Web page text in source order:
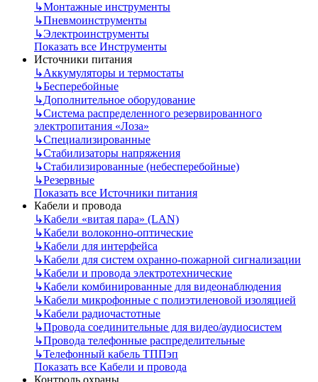
↳Монтажные инструменты
↳Пневмоинструменты
↳Электроинструменты
Показать все Инструменты
Источники питания
↳Аккумуляторы и термостаты
↳Бесперебойные
↳Дополнительное оборудование
↳Система распределенного резервированного
электропитания «Лоза»
↳Специализированные
↳Стабилизаторы напряжения
↳Стабилизированные (небесперебойные)
↳Резервные
Показать все Источники питания
Кабели и провода
↳Кабели «витая пара» (LAN)
↳Кабели волоконно-оптические
↳Кабели для интерфейса
↳Кабели для систем охранно-пожарной сигнализации
↳Кабели и провода электротехнические
↳Кабели комбинированные для видеонаблюдения
↳Кабели микрофонные с полиэтиленовой изоляцией
↳Кабели радиочастотные
↳Провода соединительные для видео/аудиосистем
↳Провода телефонные распределительные
↳Телефонный кабель ТППэп
Показать все Кабели и провода
Контроль охраны